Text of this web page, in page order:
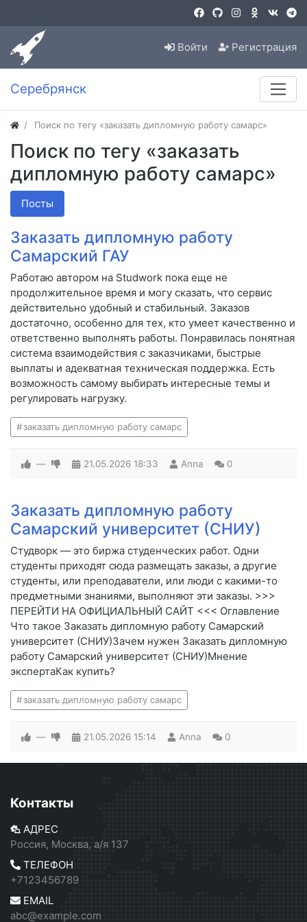
Войти Регистрация
Серебрянск
Поиск по тегу «заказать дипломную работу самарс»
Поиск по тегу «заказать
дипломную работу самарс»
Посты
Заказать дипломную работу
Самарский ГАУ
Работаю автором на Studwork пока еще не
продолжительное время и могу сказать, что сервис
действительно удобный и стабильный. Заказов
достаточно, особенно для тех, кто умеет качественно и
ответственно выполнять работы. Понравилась понятная
система взаимодействия с заказчиками, быстрые
выплаты и адекватная техническая поддержка. Есть
возможность самому выбирать интересные темы и
регулировать нагрузку.
заказать дипломную работу самарс
— 21.05.2026 18:33 Anna 0
Заказать дипломную работу
Самарский университет (СНИУ)
Студворк — это биржа студенческих работ. Одни
студенты приходят сюда размещать заказы, а другие
студенты, или преподаватели, или люди с какими-то
предметными знаниями, выполняют эти заказы. >>>
ПЕРЕЙТИ НА ОФИЦИАЛЬНЫЙ САЙТ <<< Оглавление
Что такое Заказать дипломную работу Самарский
университет (СНИУ)Зачем нужен Заказать дипломную
работу Самарский университет (СНИУ)Мнение
экспертаКак купить?
заказать дипломную работу самарс
— 21.05.2026 15:14 Anna 0
Контакты
АДРЕС
Россия, Москва, а/я 137
ТЕЛЕФОН
+7123456789
EMAIL
abc@example.com